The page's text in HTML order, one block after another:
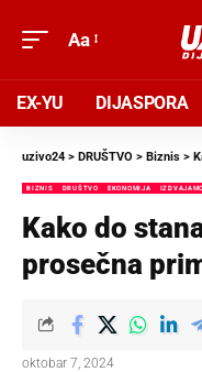
Aa
EX-YU DIJASPORA
uzivo24 > DRUŠTVO > Biznis >
BIZNIS DRUŠTVO EKONOMIJA IZDVAJAMO
Kako do
prosečna
oktobar 7, 2024